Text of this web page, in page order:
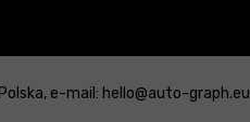
e-mail: hello@auto-graph.eu